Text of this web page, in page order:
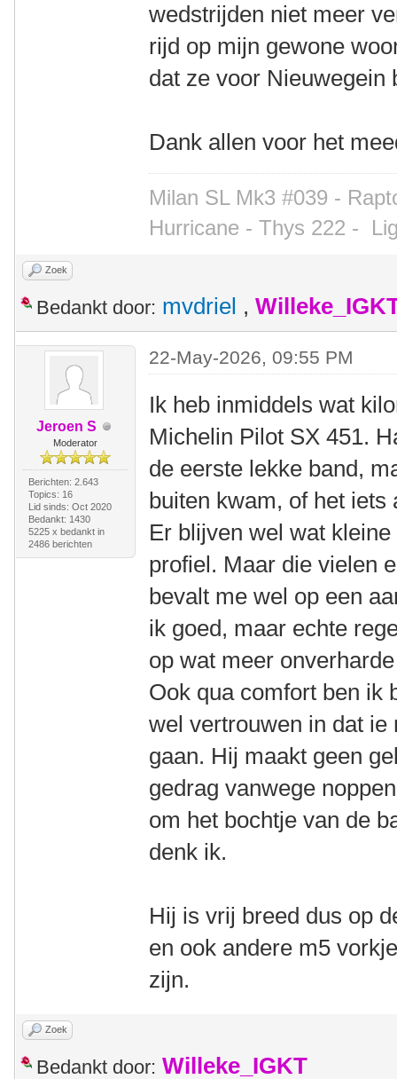
wedstrijden niet meer
rijd op mijn gewone
dat ze voor Nieuwegein
Dank allen voor het
Milan SL Mk3 #039 -
Hurricane - Thys 222 -
Zoek
Bedankt door: mvdriel ,
Jeroen S
Moderator
Berichten: 2.643
Topics: 16
Lid sinds: Oct 2020
Bedankt: 1430
5225 x bedankt in
2486 berichten
22-May-2026, 09:55 PM
Ik heb inmiddels wat
Michelin Pilot SX 451.
de eerste lekke band,
buiten kwam, of het iets
Er blijven wel wat
profiel. Maar die vielen
bevalt me wel op een
ik goed, maar echte
op wat meer
Ook qua comfort ben ik
wel vertrouwen in dat
gaan. Hij maakt geen
gedrag vanwege
om het bochtje van de
denk ik.
Hij is vrij breed dus op
en ook andere m5
zijn.
Zoek
Bedankt door: Willeke_IGKT